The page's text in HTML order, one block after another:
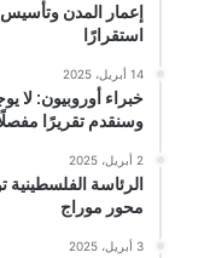
إعمار المدن وتأسيس
استقرارًا
14 أبريل، 2025
خبراء أوروبيون: لا
وسنقدم تقريرًا
2 أبريل، 2025
الرئاسة الفلسطينية
محور موراج
3 أبريل، 2025